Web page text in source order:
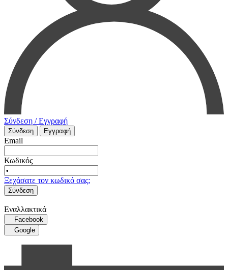
Σύνδεση / Εγγραφή
Σύνδεση Εγγραφή
Email
Κωδικός
Ξεχάσατε τον κωδικό σας;
Σύνδεση
Εναλλακτικά
Facebook
Google